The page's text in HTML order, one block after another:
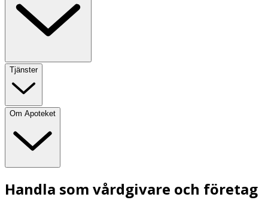
Tjänster
Om Apoteket
Handla som vårdgivare och företag